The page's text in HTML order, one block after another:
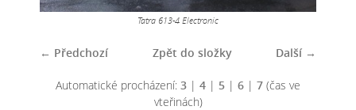
Tatra 613-4 Electronic
← Předchozí Další →
Zpět do složky
Automatické procházení: 3 | 4 | 5 | 6 | 7 (čas ve
vteřinách)